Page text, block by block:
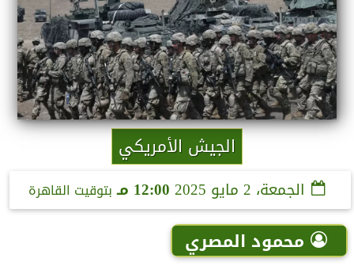
الجيش الأمريكي
الجمعة، 2 مايو 2025 12:00 مـ بتوقيت القاهرة
محمود المصري